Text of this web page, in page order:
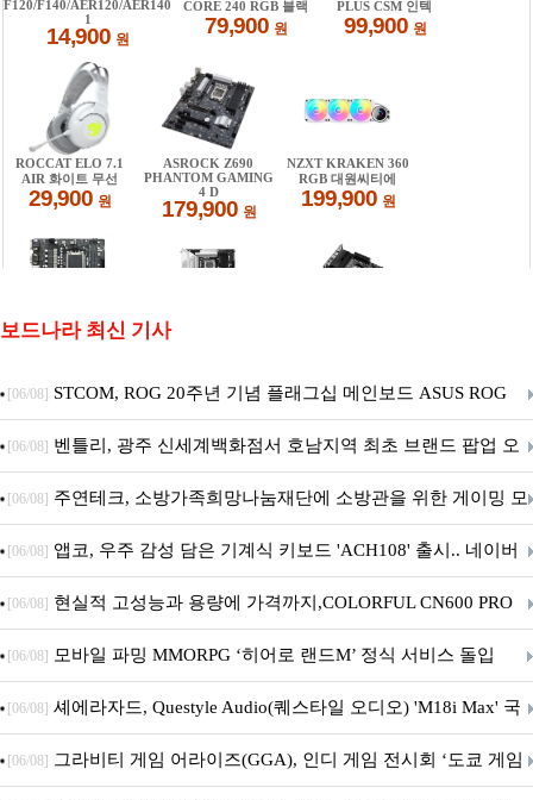
보드나라 최신 기사
[06/08] STCOM, ROG 20주년 기념 플래그십 메인보드 ASUS ROG
Crosshair X870E EDITION 20 국내 출시 예정
[06/08] 벤틀리, 광주 신세계백화점서 호남지역 최초 브랜드 팝업 오
픈
[06/08] 주연테크, 소방가족희망나눔재단에 소방관을 위한 게이밍 모
니터·스마트 펫 침대 기부
[06/08] 앱코, 우주 감성 담은 기계식 키보드 'ACH108' 출시.. 네이버
브랜드데이 기획전 진행
[06/08] 현실적 고성능과 용량에 가격까지,COLORFUL CN600 PRO
M.2 NVMe 디앤디컴 1TB
[06/08] 모바일 파밍 MMORPG ‘히어로 랜드M’ 정식 서비스 돌입
[06/08] 셰에라자드, Questyle Audio(퀘스타일 오디오) 'M18i Max' 국
내 정식 출시
[06/08] 그라비티 게임 어라이즈(GGA), 인디 게임 전시회 ‘도쿄 게임